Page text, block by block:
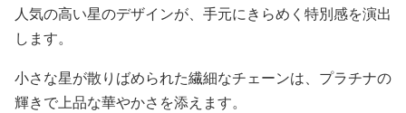
人気の高い星のデザインが、手元にきらめく特別感を演出
します。
小さな星が散りばめられた繊細なチェーンは、プラチナの
輝きで上品な華やかさを添えます。